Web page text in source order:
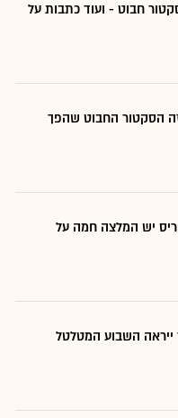
חבוט - ועוד כתבות על
הסקטור החבוט שהפך
יש המלצה חמה על
ייראה השבוע המטלטל